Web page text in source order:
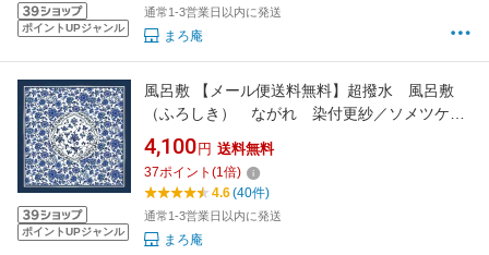
ポイントUPジャンル
通常1-3営業日以内に発送
まろ庵
ポイントUPジャンル
風呂敷 【メール便送料無料】超撥水 風呂敷
（ふろしき） ながれ 染付更紗／ソメツケサ
ラサ大判（96×96cm乱）【日本製 御祝 内祝 ギ
フト 贈り物 アウトドア 防災】
4,100 円 送料無料
37ポイント (1倍)
4.6(40件)
通常1-3営業日以内に発送
まろ庵